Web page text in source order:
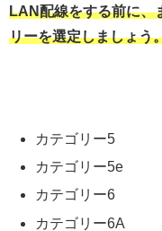
LAN配線をする前に、
リーを選定しましょう
カテゴリー5
カテゴリー5e
カテゴリー6
カテゴリー6A